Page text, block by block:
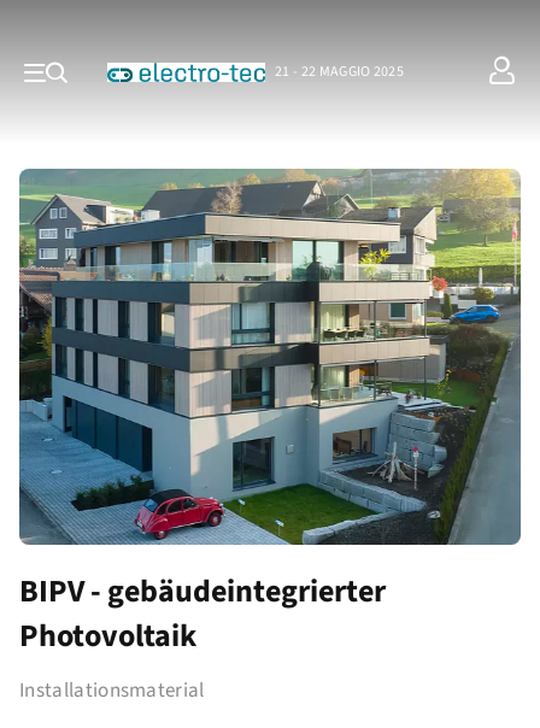
21 - 22 MAGGIO 2025
BIPV - gebäudeintegrierter
Photovoltaik
Installationsmaterial